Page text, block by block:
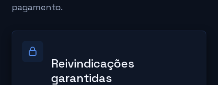
pagamento.
Reivindicações
garantidas